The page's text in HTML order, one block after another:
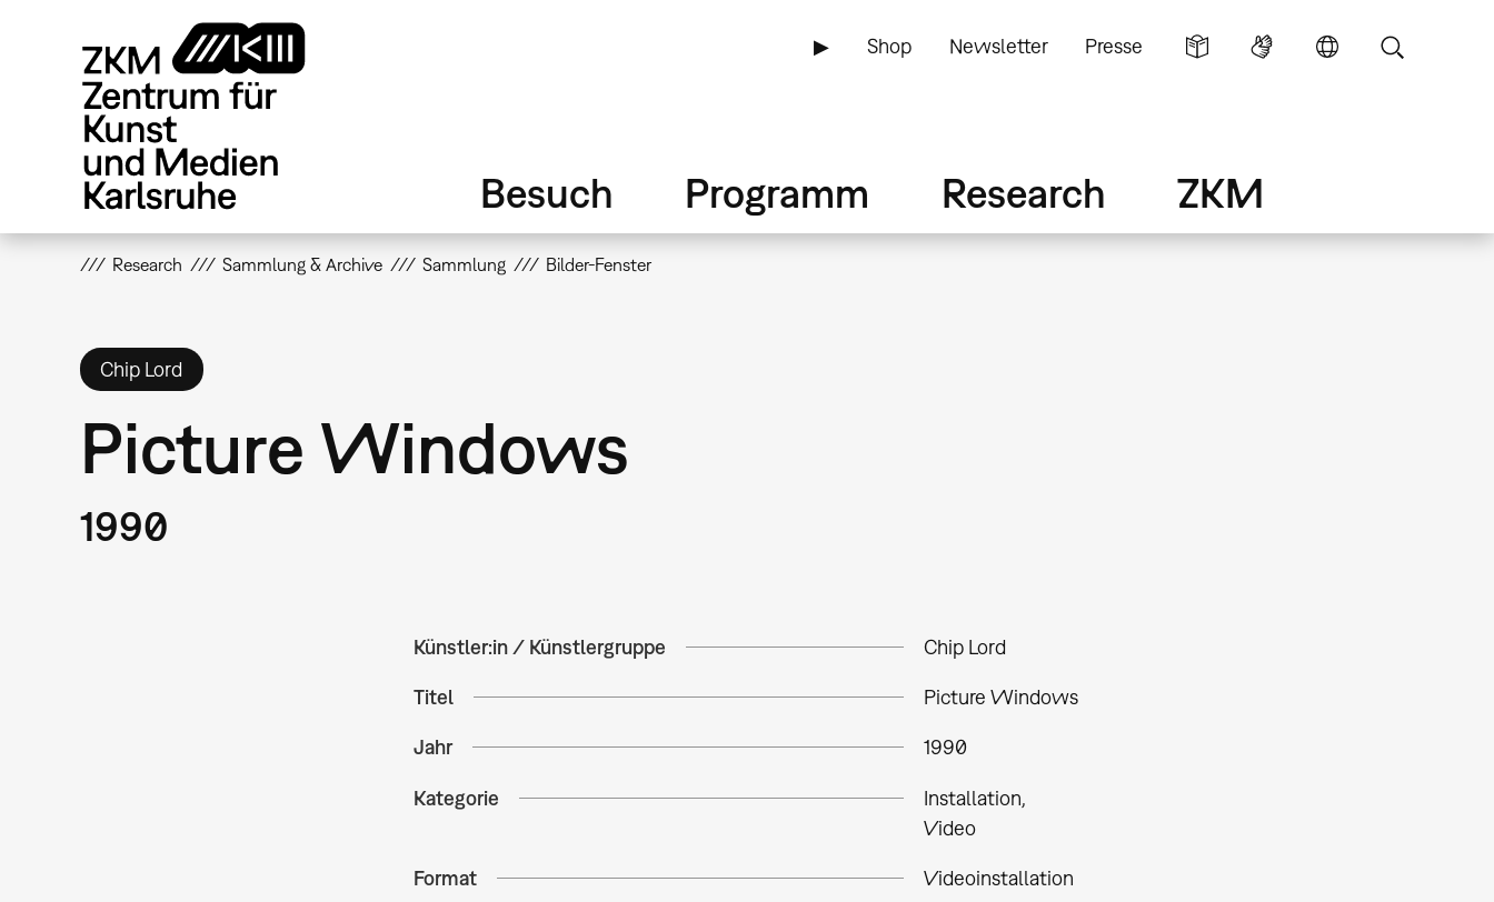
▶ Shop Newsletter Presse
Besuch Programm Research ZKM
Research Sammlung & Archive Sammlung Bilder-Fenster
Chip Lord
Picture Windows
1990
Künstler:in / Künstlergruppe Chip Lord
Titel Picture Windows
Jahr 1990
Kategorie
Installation
Video
Format Videoinstallation